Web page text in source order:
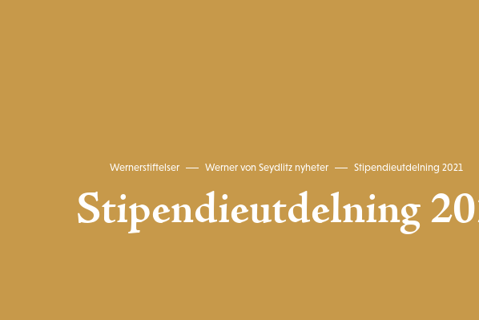
Wernerstiftelser Werner von Seydlitz nyheter Stipendieutdelning 2021
Stipendieutdelning